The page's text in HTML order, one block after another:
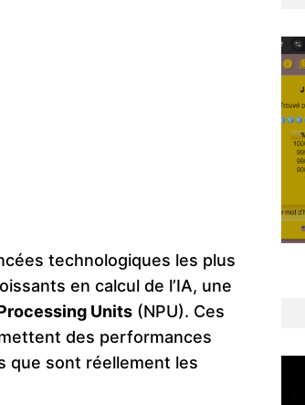
technologiques les plus
en calcul de l’IA, une
Units (NPU). Ces
des performances
que sont réellement les